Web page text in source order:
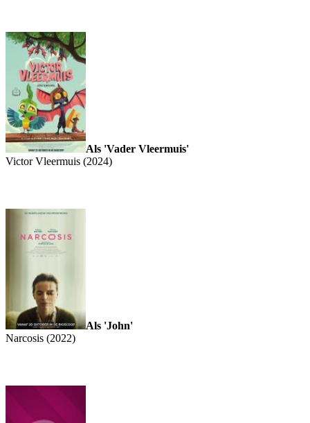
Als 'Vader Vleermuis'
Victor Vleermuis (2024)
Als 'John'
Narcosis (2022)